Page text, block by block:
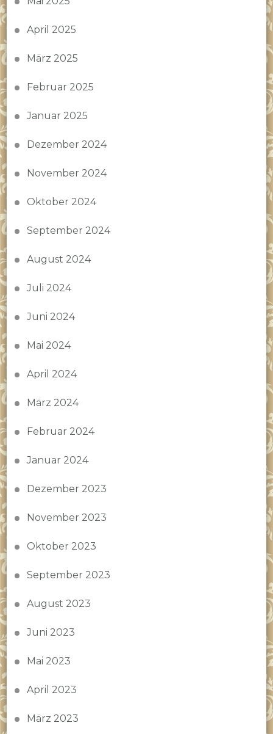
April 2025
März 2025
Februar 2025
Januar 2025
Dezember 2024
November 2024
Oktober 2024
September 2024
August 2024
Juli 2024
Juni 2024
Mai 2024
April 2024
März 2024
Februar 2024
Januar 2024
Dezember 2023
November 2023
Oktober 2023
September 2023
August 2023
Juni 2023
Mai 2023
April 2023
März 2023